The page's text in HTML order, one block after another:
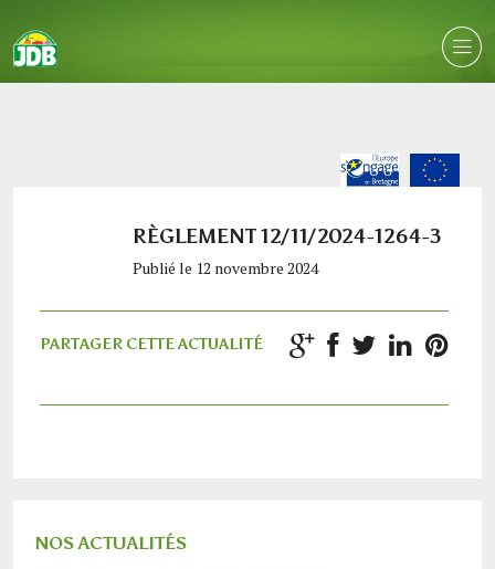
RÈGLEMENT 12/11/2024-1264-3
Publié le 12 novembre 2024
PARTAGER CETTE ACTUALITÉ
NOS ACTUALITÉS